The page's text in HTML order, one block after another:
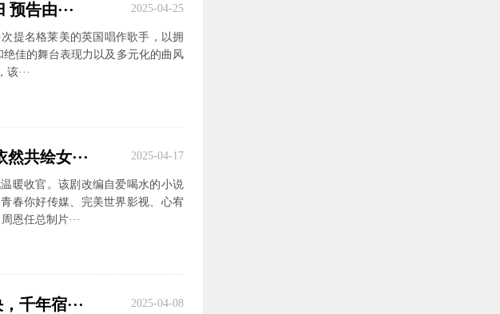
告由··· 2025-04-25
次提名格莱美的英国唱作歌手，以拥
佳的舞台表现力以及多元化的曲风
···
共绘女··· 2025-04-17
暖收官。该剧改编自爱喝水的小说
春你好传媒、完美世界影视、心宥
恩任总制片···
千年宿··· 2025-04-08